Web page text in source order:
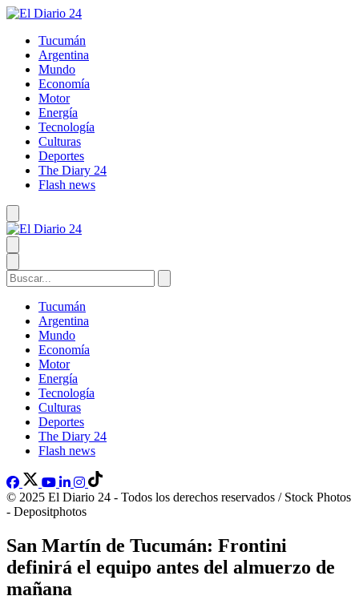
Tucumán
Argentina
Mundo
Economía
Motor
Energía
Tecnología
Culturas
Deportes
The Diary 24
Flash news
Tucumán
Argentina
Mundo
Economía
Motor
Energía
Tecnología
Culturas
Deportes
The Diary 24
Flash news
© 2025 El Diario 24 - Todos los derechos reservados / Stock Photos
- Depositphotos
San Martín de Tucumán: Frontini
definirá el equipo antes del almuerzo de
mañana